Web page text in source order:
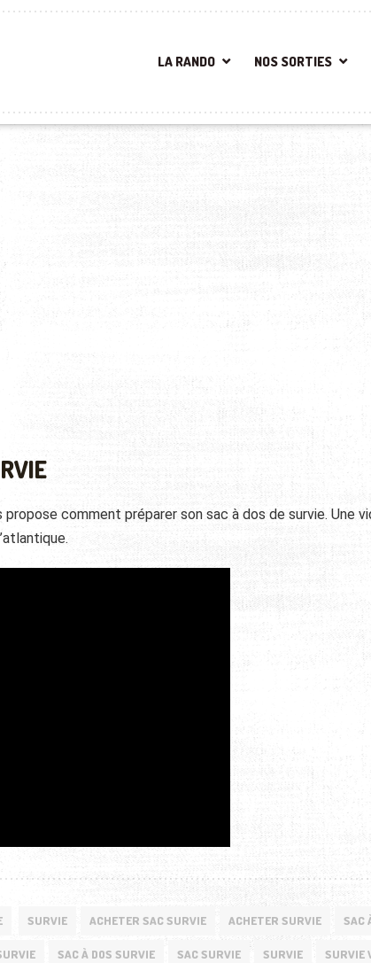
LA RANDO NOS SORTIES
comment préparer son sac à dos de survie. Une
SURVIE ACHETER SAC SURVIE ACHETER SURVIE SAC
SAC À DOS SURVIE SAC SURVIE SURVIE SURVIE